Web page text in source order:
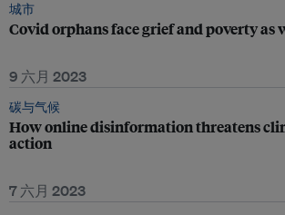
城市
Covid orphans face grief and poverty as
9 六月 2023
碳与气候
How online disinformation threatens
action
7 六月 2023